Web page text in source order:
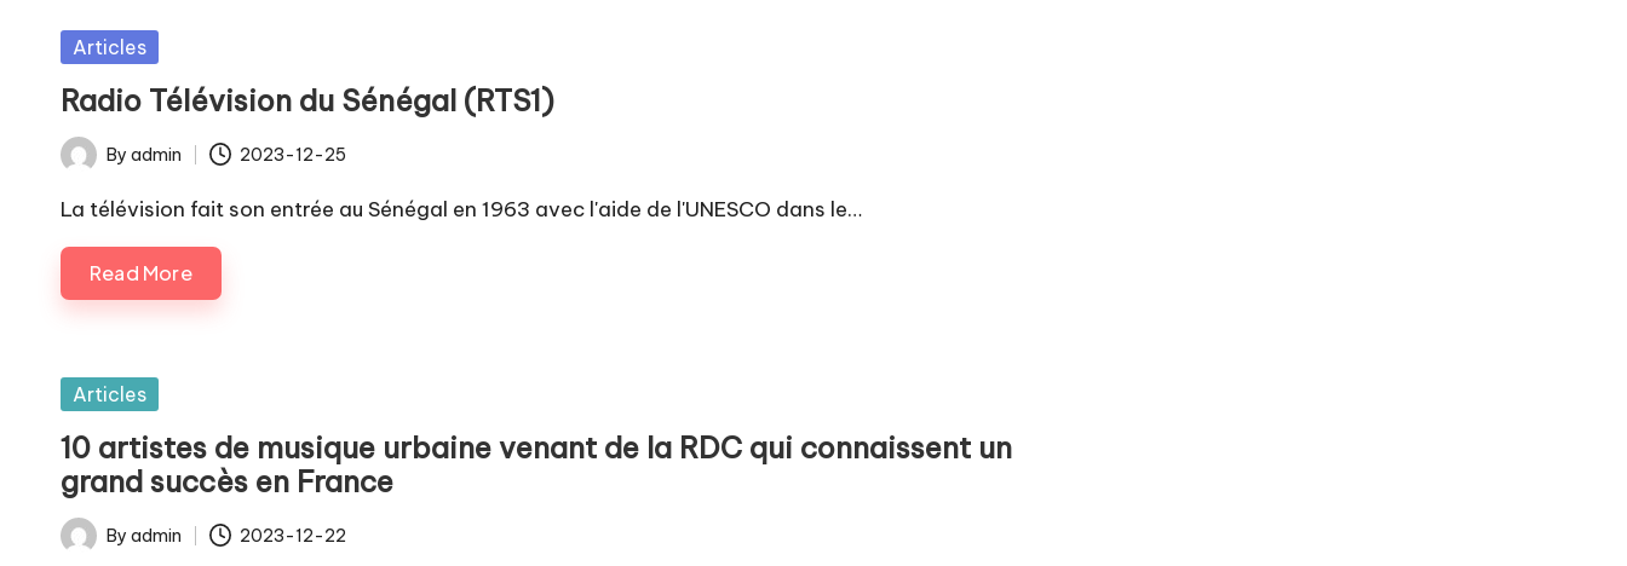
Posted
Articles
Radio Télévision du Sénégal (RTS1)
Posted
by
By admin 2023-12-25
La télévision fait son entrée au Sénégal en 1963 avec l'aide de l'UNESCO dans le…
Read More
Posted
Articles
10 artistes de musique urbaine venant de la RDC qui connaissent un
grand succès en France
Posted
By admin 2023-12-22